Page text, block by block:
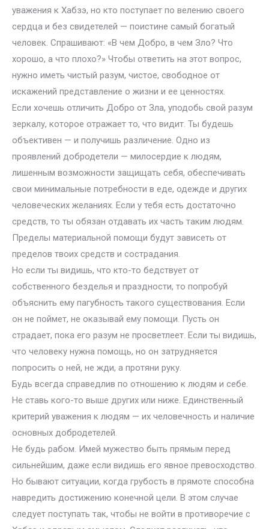
уважения к Хабзэ, но кто поступает по велению своего
сердца и без свидетелей — поистине самый богатый
человек. Спрашивают: «В чем Добро, в чем Зло? Что
хорошо, а что плохо?» Чтобы ответить на этот вопрос,
нужно иметь чистый разум, чистое, свободное от
искажений представление о жизни и ее ценностях.
Если хочешь отличить Добро от Зла, уподобь свой разум
зеркалу, которое отражает то, что видит. Ты будешь
объективен — и получишь различение. Одно из
проявлений добродетели — милосердие к людям,
лишенным возможности защищать себя, обеспечивать
свои минимальные потребности в еде, одежде и других
человеческих желаниях. Если у тебя есть достаточно
средств, то ты обязан отдавать их часть таким людям.
Пределы материальной помощи будут зависеть от
пределов твоих средств и сострадания.
Но если ты видишь, что кто-то бедствует от
собственного безделья и праздности, то попробуй
объяснить ему пагубность такого существования. Если
он не поймет, не оказывай ему помощи. Пусть он
страдает, пока его разум не просветлеет. Если ты видишь,
что человеку нужна помощь, но он затрудняется
попросить о ней, не жди, а протяни руку.
Будь всегда справедлив по отношению к людям и себе.
Не ставь кого-то выше других или ниже. Единственный
критерий уважения к людям — их человечность и наличие
основных добродетелей.
Не будь рабом. Имей мужество быть прямым перед
сильнейшим, даже если видишь его явное превосходство.
Но бывают ситуации, когда грубость в прямоте способна
навредить достижению конечной цели. В этом случае
следует поступать так, чтобы не войти в противоречие с